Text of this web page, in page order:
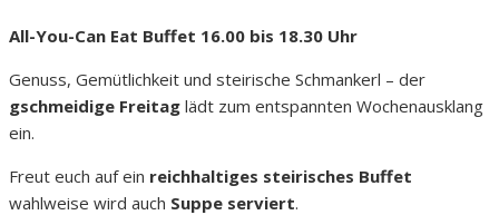
All-You-Can Eat Buffet 16.00 bis 18.30 Uhr
Genuss, Gemütlichkeit und steirische Schmankerl – der
gschmeidige Freitag lädt zum entspannten Wochenausklang
ein.
Freut euch auf ein reichhaltiges steirisches Buffet
wahlweise wird auch Suppe serviert.